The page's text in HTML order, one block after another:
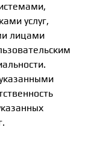
услуг,
лицами